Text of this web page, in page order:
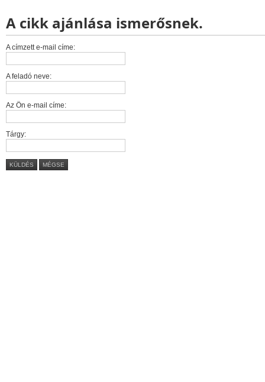
A cikk ajánlása ismerősnek.
A címzett e-mail címe:
A feladó neve:
Az Ön e-mail címe:
Tárgy:
KÜLDÉS MÉGSE